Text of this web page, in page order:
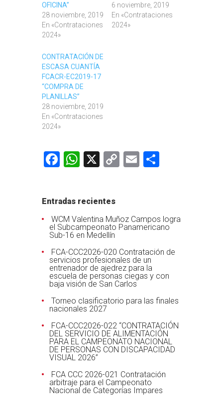
OFICINA”
28 noviembre, 2019
En «Contrataciones
2024»
6 noviembre, 2019
En «Contrataciones
2024»
CONTRATACIÓN DE
ESCASA CUANTÍA
FCACR-EC2019-17
“COMPRA DE
PLANILLAS”
28 noviembre, 2019
En «Contrataciones
2024»
Facebook
WhatsApp
X
CopyEmail
Entradas recientes
WCM Valentina Muñoz Campos logra
el Subcampeonato Panamericano
Sub-16 en Medellín
FCA-CCC2026-020 Contratación de
servicios profesionales de un
entrenador de ajedrez para la
escuela de personas ciegas y con
baja visión de San Carlos
Torneo clasificatorio para las finales
nacionales 2027
FCA-CCC2026-022 “CONTRATACIÓN
DEL SERVICIO DE ALIMENTACIÓN
PARA EL CAMPEONATO NACIONAL
DE PERSONAS CON DISCAPACIDAD
VISUAL 2026”
FCA CCC 2026-021 Contratación
arbitraje para el Campeonato
Nacional de Categorías Impares